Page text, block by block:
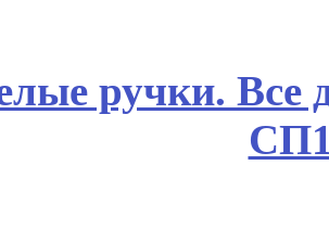
ручки. Все